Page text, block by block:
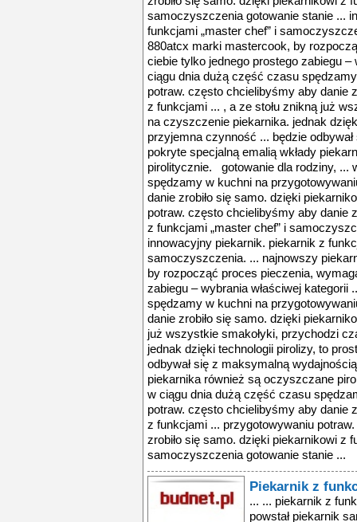
Piekarnik z
... ... piekarnik z funkcją gotowania parowego ... tak powstał piekarnik samsung steam twin™, w ktrym przygotowanie potraw będzie nie tylko szybsze, ale i zdrowsze. piekarnik steam twin™ to idealny ... jeden piekarnik, podział na dwie komory, różne temperatury i czas pieczenia – czyli innowacyjna technologia twin convection™. teraz została wzbogacona o ... piekarnik z funkcją gotowania parowego ... tak powstał piekarnik samsung steam twin™, w ktrym przygotowanie potraw będzie nie tylko szybsze, ale i zdrowsze. piekarnik steam twin™ to idealny ... jeden piekarnik, podział na dwie komory, różne temperatury i czas pieczenia – czyli innowacyjna technologia twin convection™. teraz została wzbogacona o ... piekarnik z funkcją gotowania parowego ... tak powstał piekarnik samsung steam twin™, w ktrym przygotowanie potraw będzie nie tylko szybsze, ale i zdrowsze. piekarnik steam twin™ to idealny ... jeden piekarnik, podział na dwie komory, różne temperatury i czas pieczenia – czyli innowacyjna technologia twin convection™. teraz została wzbogacona o ... add cook). podczas stosowania tego trybu, generator uwalnia parę do wnętrza piekarnika i nawilża potrawy. dzięki temu pieczone mięsa zachowują swoją soczystość ... są na teleskopowych prowadnicach, dzięki czemu wyjmowanie gorących potraw z piekarnika jest teraz znacznie bezpieczniejsze i komfortowe. stylowe pokrętła ... dostosowanie stylu gotowania do indywidualnych potrzeb. dodatkowo podstawki w piekarniku umieszczone są na teleskopowych prowadnicach, dzięki czemu wyjmowanie ... piekarnik z funkcją gotowania parowego ... tak powstał piekarnik samsung steam twin™, w ktrym przygotowanie potraw będzie nie tylko szybsze, ale i zdrowsze. piekarnik steam twin™ to idealny ... jeden piekarnik, podział na dwie komory, różne temperatury i czas pieczenia – czyli innowacyjna technologia twin convection™. teraz została wzbogacona o ... add cook). podczas stosowania tego trybu, generator uwalnia parę do wnętrza piekarnika i nawilża potrawy. dzięki temu pieczone mięsa zachowują swoją soczystość ... są na teleskopowych prowadnicach, dzięki czemu wyjmowanie gorących potraw z piekarnika jest teraz znacznie bezpieczniejsze i komfortowe. stylowe pokrętła ... dostosowanie stylu gotowania do indywidualnych potrzeb. dodatkowo podstawki w piekarniku umieszczone są na teleskopowych prowadnicach, dzięki czemu wyjmowanie ... piekarnik z funkcją gotowania parowego ... tak powstał piekarnik samsung steam twin™, w ktrym przygotowanie potraw będzie nie tylko szybsze, ale i zdrowsze. piekarnik steam twin™ to idealny ... jeden piekarnik, podział na dwie komory, różne temperatury i czas pieczenia – czyli innowacyjna technologia twin convection™. teraz została wzbogacona o ... add cook). podczas stosowania tego trybu, generator uwalnia parę do wnętrza piekarnika i nawilża potrawy. dzięki temu pieczone mięsa zachowują swoją soczystość ... są na teleskopowych prowadnicach, dzięki czemu wyjmowanie gorących potraw z piekarnika jest teraz znacznie bezpieczniejsze i komfortowe. stylowe pokrętła ... dostosowanie stylu gotowania do indywidualnych potrzeb. dodatkowo podstawki w piekarniku umieszczone są na teleskopowych prowadnicach, dzięki czemu wyjmowanie ... piekarnik z funkcją gotowania parowego ... tak powstał piekarnik samsung steam twin™, w ktrym przygotowanie potraw będzie nie tylko szybsze, ale i zdrowsze. piekarnik steam twin™ to idealny ... jeden piekarnik, podział na dwie komory, różne temperatury i czas pieczenia – czyli innowacyjna technologia twin convection™. teraz została wzbogacona o ... add cook). podczas stosowania tego trybu, generator uwalnia parę do wnętrza piekarnika i nawilża potrawy. dzięki temu pieczone mięsa zachowują swoją soczystość ... są na teleskopowych prowadnicach, dzięki czemu wyjmowanie gorących potraw z piekarnika jest teraz znacznie bezpieczniejsze i komfortowe. stylowe pokrętła ...